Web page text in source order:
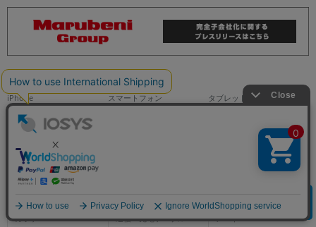
iPhone
docomo
SoftBank
SIMフリー
スマートフォン タブレット
ガラケー 通信・充電ケーブル ノートPC
クリア
商品を探す